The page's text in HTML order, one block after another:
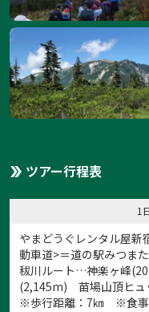
ツアー行程表
1
やまどうぐレンタル屋新
動車道>＝道の駅みつま
秡川ルート…神楽ヶ峰
(2,145m) 苗場山頂ヒュ
※歩行距離：7㎞ ※食